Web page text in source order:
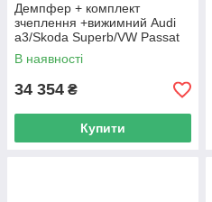
Демпфер + комплект
зчеплення +вижимний Audi
a3/Skoda Superb/VW Passat
1.8/2.0 TSI/TFSI 04-15 600
0146 00 UA62
В наявності
34 354 ₴
Купити